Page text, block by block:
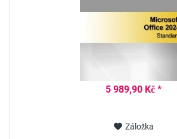
5 989,90 Kč *
Záložka